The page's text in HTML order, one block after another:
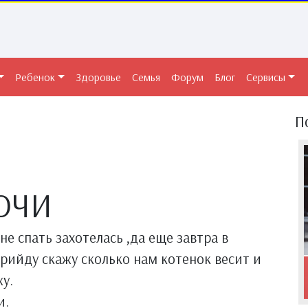
Ребенок Здоровье Семья Форум Блог Сервисы
спать захотелась ,да еще завтра в
скажу сколько нам котенок весит и